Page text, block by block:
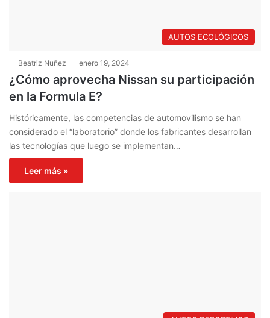
AUTOS ECOLÓGICOS
Beatriz Nuñez enero 19, 2024
¿Cómo aprovecha Nissan su participación
en la Formula E?
Históricamente, las competencias de automovilismo se han
considerado el “laboratorio” donde los fabricantes desarrollan
las tecnologías que luego se implementan…
Leer más »